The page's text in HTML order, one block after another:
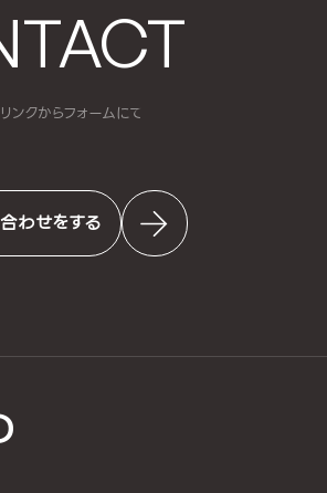
クからフォームにて
わせをする